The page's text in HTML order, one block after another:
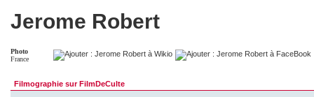
Jerome Robert
Photo
France
Filmographie sur FilmDeCulte